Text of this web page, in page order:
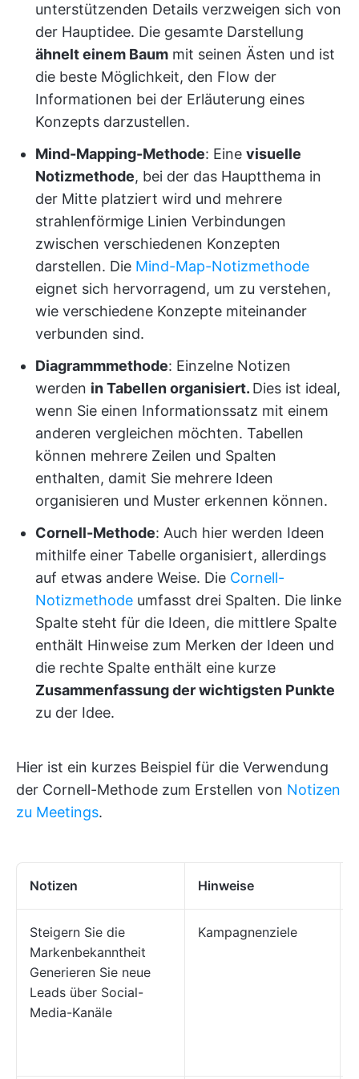
unterstützenden Details verzweigen sich von
der Hauptidee. Die gesamte Darstellung
ähnelt einem Baum mit seinen Ästen und ist
die beste Möglichkeit, den Flow der
Informationen bei der Erläuterung eines
Konzepts darzustellen.
Mind-Mapping-Methode: Eine visuelle
Notizmethode, bei der das Hauptthema in
der Mitte platziert wird und mehrere
strahlenförmige Linien Verbindungen
zwischen verschiedenen Konzepten
darstellen. Die Mind-Map-Notizmethode
eignet sich hervorragend, um zu verstehen,
wie verschiedene Konzepte miteinander
verbunden sind.
Diagrammmethode: Einzelne Notizen
werden in Tabellen organisiert. Dies ist ideal,
wenn Sie einen Informationssatz mit einem
anderen vergleichen möchten. Tabellen
können mehrere Zeilen und Spalten
enthalten, damit Sie mehrere Ideen
organisieren und Muster erkennen können.
Cornell-Methode: Auch hier werden Ideen
mithilfe einer Tabelle organisiert, allerdings
auf etwas andere Weise. Die Cornell-
Notizmethode umfasst drei Spalten. Die linke
Spalte steht für die Ideen, die mittlere Spalte
enthält Hinweise zum Merken der Ideen und
die rechte Spalte enthält eine kurze
Zusammenfassung der wichtigsten Punkte
zu der Idee.
Hier ist ein kurzes Beispiel für die Verwendung
der Cornell-Methode zum Erstellen von Notizen
zu Meetings.
Notizen Hinweise
Steigern Sie die
Markenbekanntheit
Generieren Sie neue
Leads über Social-
Media-Kanäle
Kampagnenziele